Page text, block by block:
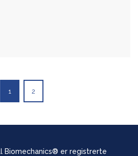
1 2
Biomechanics® er registrerte